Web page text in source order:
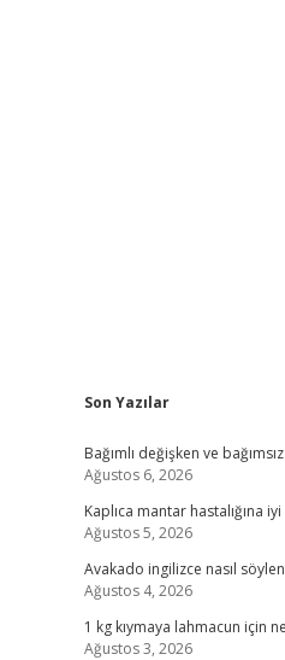
Sidebar
Son Yazılar
Bağımlı değişken ve
Ağustos 6, 2026
Kaplıca mantar hastalığına
Ağustos 5, 2026
Avakado ingilizce nasıl
Ağustos 4, 2026
1 kg kıymaya lahmacun için
Ağustos 3, 2026